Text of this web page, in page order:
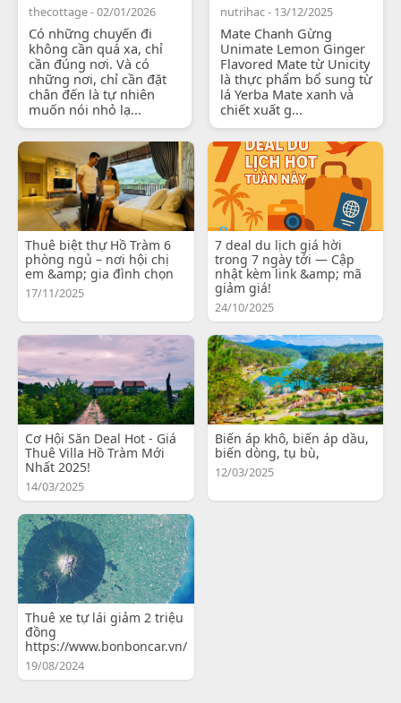
thecottage - 02/01/2026
Có những chuyến đi
không cần quá xa, chỉ
cần đúng nơi. Và có
những nơi, chỉ cần đặt
chân đến là tự nhiên
muốn nói nhỏ lạ...
nutrihac - 13/12/2025
Mate Chanh Gừng
Unimate Lemon Ginger
Flavored Mate từ Unicity
là thực phẩm bổ sung từ
lá Yerba Mate xanh và
chiết xuất g...
Thuê biệt thự Hồ Tràm 6
phòng ngủ – nơi hội chị
em &amp; gia đình chọn
17/11/2025
7 deal du lịch giá hời
trong 7 ngày tới — Cập
nhật kèm link &amp; mã
giảm giá!
24/10/2025
Cơ Hội Săn Deal Hot - Giá
Thuê Villa Hồ Tràm Mới
Nhất 2025!
14/03/2025
Biến áp khô, biến áp dầu,
biến dòng, tụ bù,
12/03/2025
Thuê xe tự lái giảm 2 triệu
đồng
https://www.bonboncar.vn/
19/08/2024